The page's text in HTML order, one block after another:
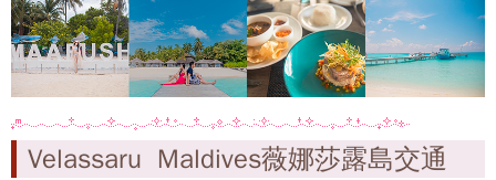
Velassaru Maldives薇娜莎露島交通